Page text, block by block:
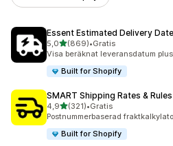
Essent Estimated Delivery Date
5,0av 5 stjärnor
(869)
869 recensioner totalt
•Gratis
Visa beräknat leveransdatum
Built for Shopify
SMART Shipping Rates & Rules
4,9av 5 stjärnor
(321)
321 recensioner totalt
•Gratis
Postnummerbaserad
Built for Shopify